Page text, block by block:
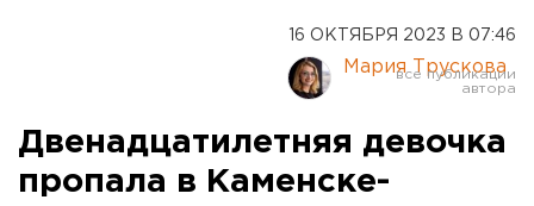
16 ОКТЯБРЯ 2023 В 07:46
Мария Трускова
Двенадцатилетняя девочка
пропала в Каменске-